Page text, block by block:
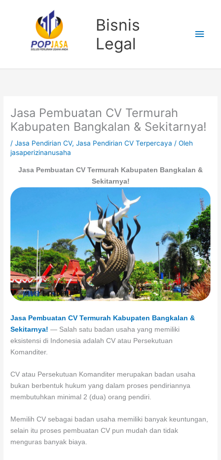
Bisnis
Legal
Jasa Pembuatan CV Termurah
Kabupaten Bangkalan & Sekitarnya!
/Jasa Pendirian CV,Jasa Pendirian CV Terpercaya / Oleh
jasaperizinanusaha
Jasa Pembuatan CV Termurah Kabupaten Bangkalan &
Sekitarnya!
Jasa Pembuatan CV Termurah Kabupaten Bangkalan &
Sekitarnya!— Salah satu badan usaha yang memiliki
eksistensi di Indonesia adalah CV atau Persekutuan
Komanditer.
CV atau Persekutuan Komanditer merupakan badan usaha
bukan berbentuk hukum yang dalam proses pendiriannya
membutuhkan minimal 2 (dua) orang pendiri.
Memilih CV sebagai badan usaha memiliki banyak keuntungan,
selain itu proses pembuatan CV pun mudah dan tidak
menguras banyak biaya.